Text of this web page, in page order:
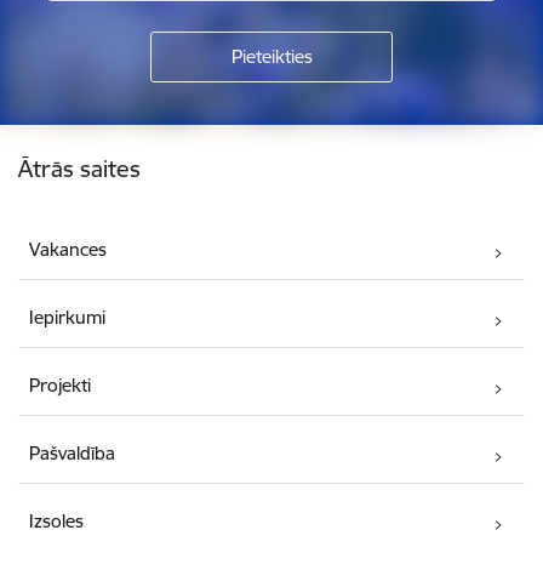
Kājene
Ātrās saites
Vakances
Iepirkumi
Projekti
Pašvaldība
Izsoles